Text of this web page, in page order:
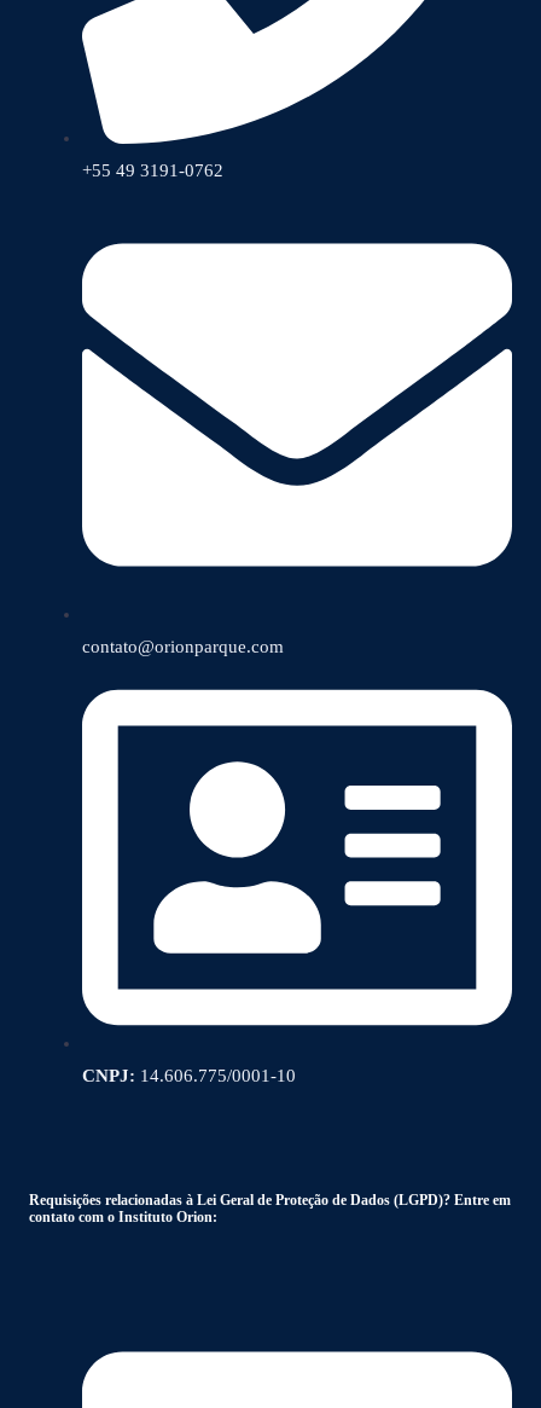
+55 49 3191-0762
contato@orionparque.com
CNPJ: 14.606.775/0001-10
Requisições relacionadas à Lei Geral de Proteção de Dados (LGPD)? Entre em
contato com o Instituto Orion: